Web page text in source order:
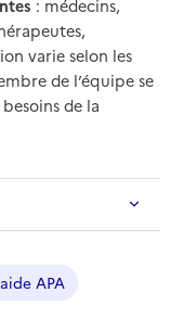
: médecins,
varie selon les
de l’équipe se
de la
APA